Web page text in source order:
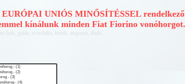
FORD
GONOW
HONDA
ISUZU
Marengo
Multipla
UNIÓS MINŐSÍTÉSSEL
kínálunk minden Fiat Fiorino vonóhorgot.
hak, galia, westfalia, brink, auguszt, thule,